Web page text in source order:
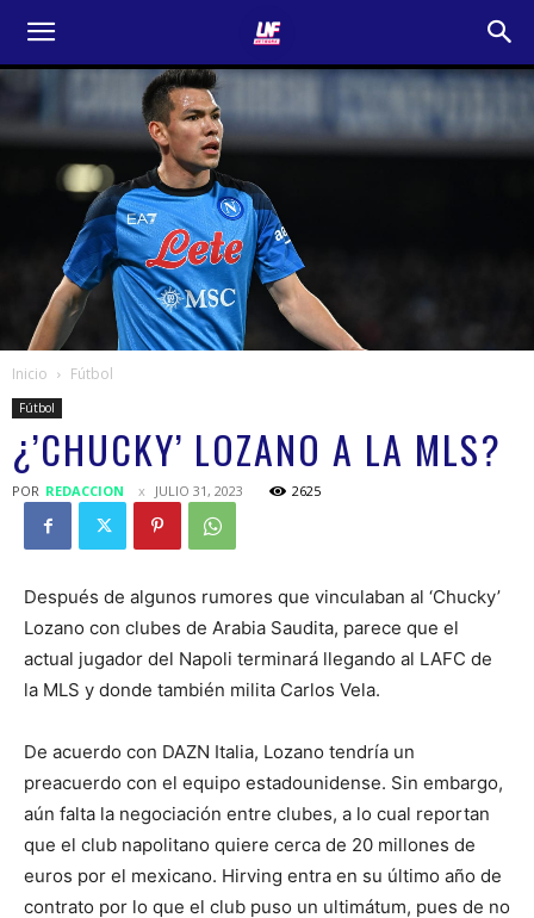
Inicio Fútbol
Fútbol
¿’CHUCKY’ LOZANO A LA MLS?
POR REDACCION JULIO 31, 2023 2625
Después de algunos rumores que vinculaban al ‘Chucky’
Lozano con clubes de Arabia Saudita, parece que el
actual jugador del Napoli terminará llegando al LAFC de
la MLS y donde también milita Carlos Vela.
De acuerdo con DAZN Italia, Lozano tendría un
preacuerdo con el equipo estadounidense. Sin embargo,
aún falta la negociación entre clubes, a lo cual reportan
que el club napolitano quiere cerca de 20 millones de
euros por el mexicano. Hirving entra en su último año de
contrato por lo que el club puso un ultimátum, pues de no